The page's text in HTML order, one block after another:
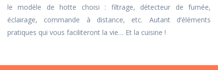
le modèle de hotte choisi : filtrage, détecteur de fumée,
éclairage, commande à distance, etc. Autant d’éléments
pratiques qui vous faciliteront la vie… Et la cuisine !